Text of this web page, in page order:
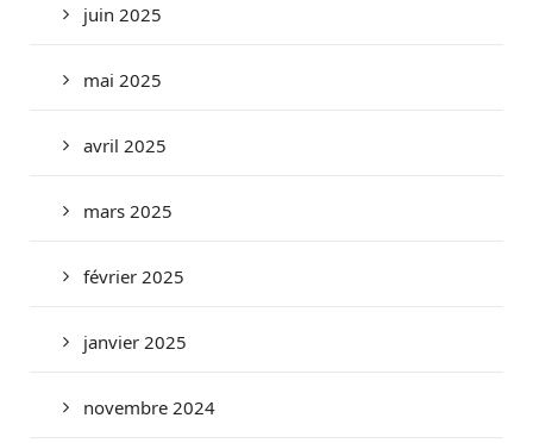
juin 2025
mai 2025
avril 2025
mars 2025
février 2025
janvier 2025
novembre 2024